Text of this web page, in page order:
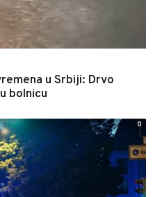
u Srbiji: Drvo
bolnicu
0